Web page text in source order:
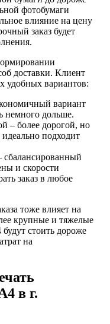
фотобумаги
влияние на цену
заказ будет
доставки. Клиент
удобных вариантов:
вариант
немного дольше.
– более дорогой, но
подходит
сбалансированный
и скорости
заказ в любое
тоже влияет на
крупные и тяжелые
стоить дороже
на
в г.